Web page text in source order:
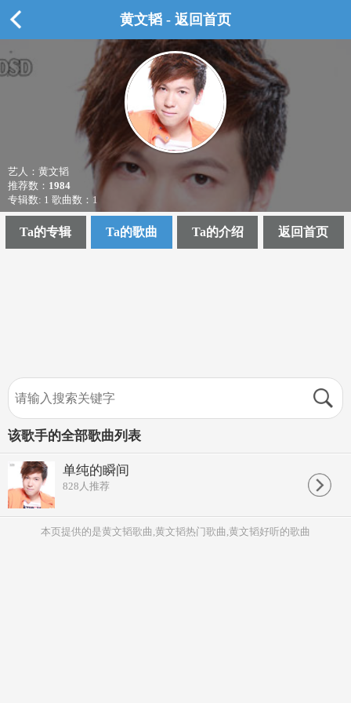
黄文韬 - 返回首页
艺人：黄文韬
推荐数： 1984
专辑数: 1 歌曲数：1
Ta的专辑 Ta的歌曲 Ta的介绍 返回首页
该歌手的全部歌曲列表
单纯的瞬间
828 人推荐
本页提供的是黄文韬歌曲,黄文韬热门歌曲,黄文韬好听的歌曲